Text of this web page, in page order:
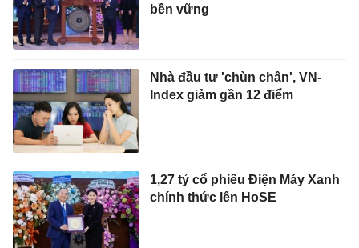
bền vững
Nhà đầu tư 'chùn chân', VN-
Index giảm gần 12 điểm
1,27 tỷ cổ phiếu Điện Máy Xanh
chính thức lên HoSE